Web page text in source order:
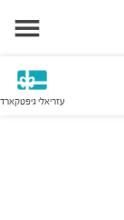
עזריאלי גיפטקארד